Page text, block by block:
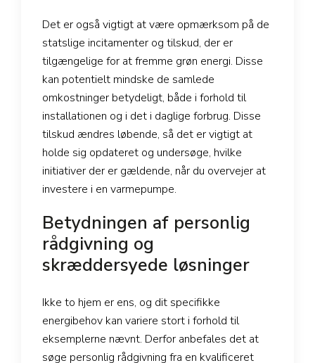
Det er også vigtigt at være opmærksom på de
statslige incitamenter og tilskud, der er
tilgængelige for at fremme grøn energi. Disse
kan potentielt mindske de samlede
omkostninger betydeligt, både i forhold til
installationen og i det i daglige forbrug. Disse
tilskud ændres løbende, så det er vigtigt at
holde sig opdateret og undersøge, hvilke
initiativer der er gældende, når du overvejer at
investere i en varmepumpe.
Betydningen af personlig
rådgivning og
skræddersyede løsninger
Ikke to hjem er ens, og dit specifikke
energibehov kan variere stort i forhold til
eksemplerne nævnt. Derfor anbefales det at
søge personlig rådgivning fra en kvalificeret